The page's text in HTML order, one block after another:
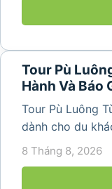
Tour Pù
Hành Và Báo
Tour Pù Luông
dành cho du
phố để tìm về
thang đặc
8 Tháng 8, 2026